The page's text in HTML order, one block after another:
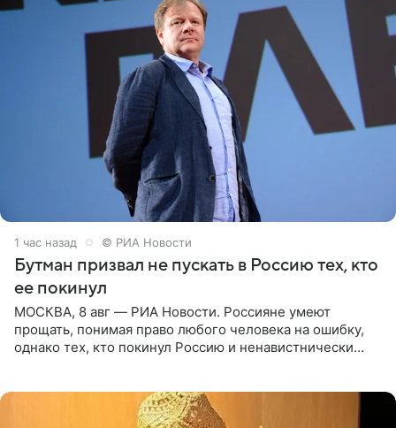
1 час назад © РИА Новости
Бутман призвал не пускать в Россию тех, кто
ее покинул
МОСКВА, 8 авг — РИА Новости. Россияне умеют
прощать, понимая право любого человека на ошибку,
однако тех, кто покинул Россию и ненавистнически